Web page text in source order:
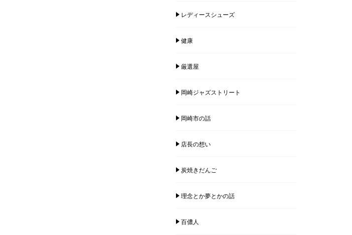
レディースシューズ
健康
厳選屋
岡崎ジャズストリート
岡崎市の話
店長の想い
炭焼きだんご
理念とか夢とかの話
百儂人